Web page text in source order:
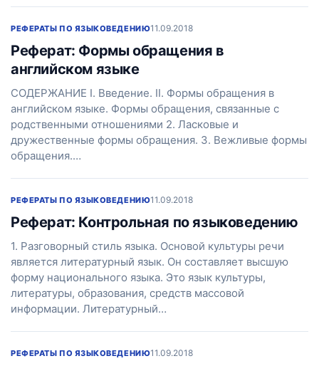
РЕФЕРАТЫ ПО ЯЗЫКОВЕДЕНИЮ11.09.2018
Реферат: Формы обращения в
английском языке
CОДЕРЖАНИЕ I. Введение. II. Формы обращения в
английском языке. Формы обращения, связанные с
родственными отношениями 2. Ласковые и
дружественные формы обращения. 3. Вежливые формы
обращения.…
РЕФЕРАТЫ ПО ЯЗЫКОВЕДЕНИЮ11.09.2018
Реферат: Контрольная по языковедению
1. Разговорный стиль языка. Основой культуры речи
является литературный язык. Он составляет высшую
форму национального языка. Это язык культуры,
литературы, образования, средств массовой
информации. Литературный…
РЕФЕРАТЫ ПО ЯЗЫКОВЕДЕНИЮ11.09.2018